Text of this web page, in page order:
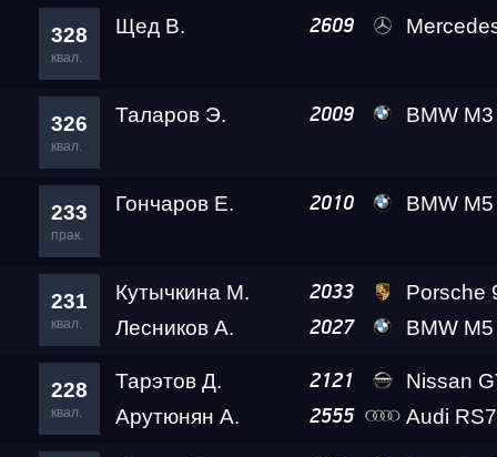
328
квал.
Щед В. 2609 Mercedes-Benz
326
квал.
Таларов Э. 2009 BMW M3
233
прак.
Гончаров Е. 2010 BMW M5
231
квал.
Кутычкина М. 2033
Porsche 911 Turbo
Лесников А.
2027 BMW M5
228
квал.
Тарэтов Д. 2121
Nissan GT-R
Арутюнян А.
2555 Audi